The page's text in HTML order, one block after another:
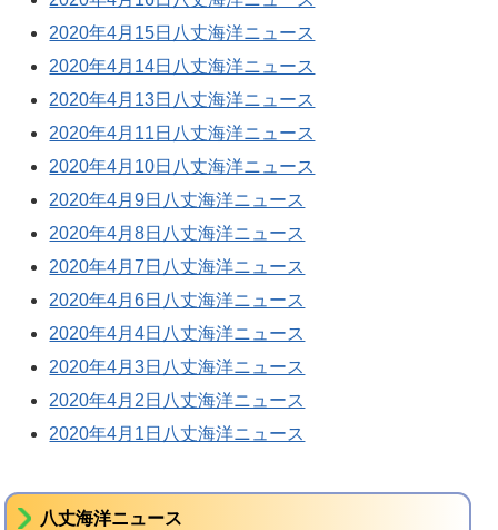
2020年4月15日八丈海洋ニュース
2020年4月14日八丈海洋ニュース
2020年4月13日八丈海洋ニュース
2020年4月11日八丈海洋ニュース
2020年4月10日八丈海洋ニュース
2020年4月9日八丈海洋ニュース
2020年4月8日八丈海洋ニュース
2020年4月7日八丈海洋ニュース
2020年4月6日八丈海洋ニュース
2020年4月4日八丈海洋ニュース
2020年4月3日八丈海洋ニュース
2020年4月2日八丈海洋ニュース
2020年4月1日八丈海洋ニュース
八丈海洋ニュース